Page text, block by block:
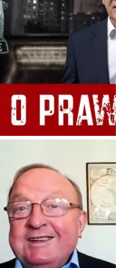
jest skłonność do
w tym